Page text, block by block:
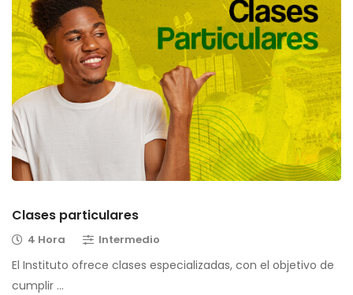
Clases particulares
4 Hora Intermedio
El Instituto ofrece clases especializadas, con el objetivo de
cumplir …